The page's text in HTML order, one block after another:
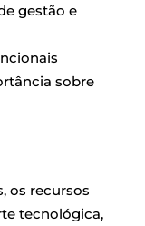
gestão e
sobre
os recursos
tecnológica,